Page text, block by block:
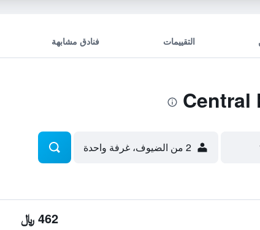
التقييمات فنادق مشابهة
2 من الضيوف، غرفة واحدة
462 ﷼